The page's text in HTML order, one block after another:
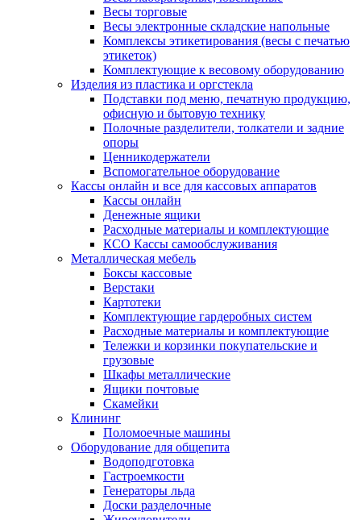
Весы торговые
Весы электронные складские напольные
Комплексы этикетирования (весы с печатью
этикеток)
Комплектующие к весовому оборудованию
Изделия из пластика и оргстекла
Подставки под меню, печатную продукцию,
офисную и бытовую технику
Полочные разделители, толкатели и задние
опоры
Ценникодержатели
Вспомогательное оборудование
Кассы онлайн и все для кассовых аппаратов
Кассы онлайн
Денежные ящики
Расходные материалы и комплектующие
КСО Кассы самообслуживания
Металлическая мебель
Боксы кассовые
Верстаки
Картотеки
Комплектующие гардеробных систем
Расходные материалы и комплектующие
Тележки и корзинки покупательские и
грузовые
Шкафы металлические
Ящики почтовые
Скамейки
Клининг
Поломоечные машины
Оборудование для общепита
Водоподготовка
Гастроемкости
Генераторы льда
Доски разделочные